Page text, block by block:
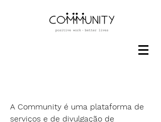
A Community é uma plataforma de
serviços e de divulgação de